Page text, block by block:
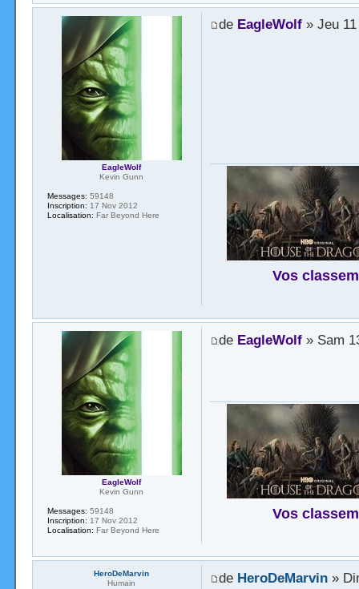
de EagleWolf» Jeu 11
Vos
EagleWolf
Kevin Gunn
Messages: 59148
Inscription: 17 Nov 2012
Localisation: Far Beyond Here
de EagleWolf» Sam
Vos
EagleWolf
Kevin Gunn
Messages: 59148
Inscription: 17 Nov 2012
Localisation: Far Beyond Here
de HeroDeMarvin»
HeroDeMarvin
Humain